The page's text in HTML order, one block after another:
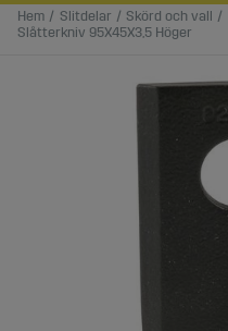
Hem Slitdelar Skörd och vall
Slåtterkniv 95X45X3,5 Höger